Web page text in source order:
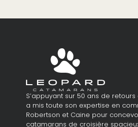
S’appuyant sur 50 ans de
a mis toute son expertise en
Robertson et Caine pour
catamarans de croisière